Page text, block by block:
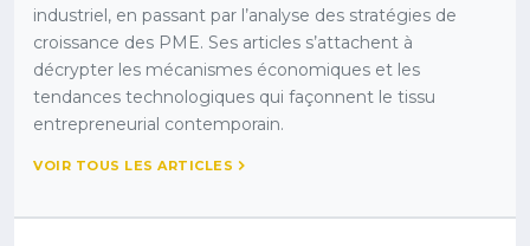
industriel, en passant par l’analyse des stratégies de
croissance des PME. Ses articles s’attachent à
décrypter les mécanismes économiques et les
tendances technologiques qui façonnent le tissu
entrepreneurial contemporain.
VOIR TOUS LES ARTICLES